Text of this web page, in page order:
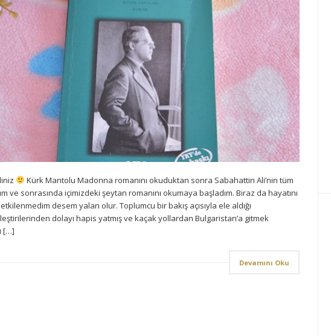
Kürk Mantolu Madonna romanını okuduktan sonra Sabahattin Ali’nin tüm
ve sonrasında içimizdeki şeytan romanını okumaya başladım. Biraz da hayatını
desem yalan olur. Toplumcu bir bakış açısıyla ele aldığı
dolayı hapis yatmış ve kaçak yollardan Bulgaristan’a gitmek
[…]
Devamını Oku